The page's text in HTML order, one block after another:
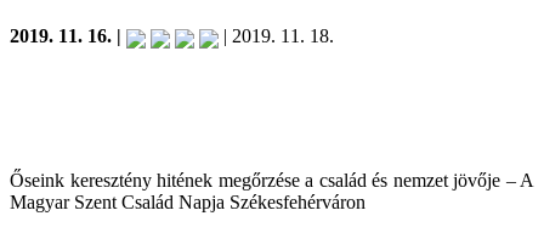
2019. 11. 16. | | 2019. 11. 18.
Őseink keresztény hitének megőrzése a család és nemzet jövője – A
Magyar Szent Család Napja Székesfehérváron